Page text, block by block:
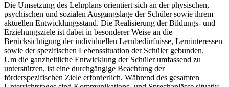
Die Umsetzung des Lehrplans orientiert sich an der physischen,
psychischen und sozialen Ausgangslage der Schüler sowie ihrem
aktuellen Entwicklungsstand. Die Realisierung der Bildungs- und
Erziehungsziele ist dabei in besonderer Weise an die
Berücksichtigung der individuellen Lernbedürfnisse, Lerninteressen
sowie der spezifischen Lebenssituation der Schüler gebunden.
Um die ganzheitliche Entwicklung der Schüler umfassend zu
unterstützen, ist eine durchgängige Beachtung der
förderspezifischen Ziele erforderlich. Während des gesamten